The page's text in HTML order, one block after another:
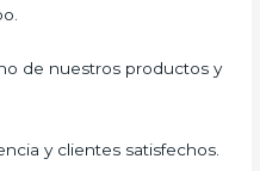
de nuestros productos y
y clientes satisfechos.